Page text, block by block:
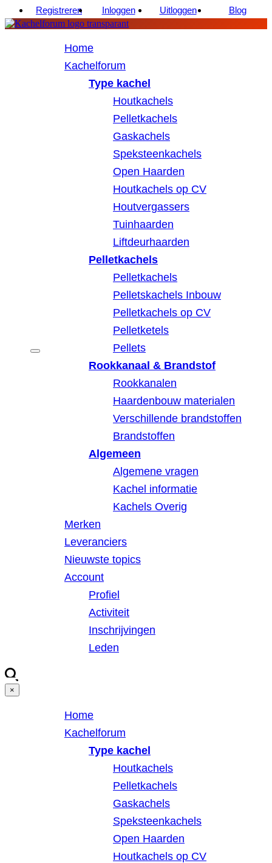
Registreren Inloggen Uitloggen Blog
Home
Kachelforum
Type kachel
Houtkachels
Pelletkachels
Gaskachels
Speksteenkachels
Open Haarden
Houtkachels op CV
Houtvergassers
Tuinhaarden
Liftdeurhaarden
Pelletkachels
Pelletkachels
Pelletskachels Inbouw
Pelletkachels op CV
Pelletketels
Pellets
Rookkanaal & Brandstof
Rookkanalen
Haardenbouw materialen
Verschillende brandstoffen
Brandstoffen
Algemeen
Algemene vragen
Kachel informatie
Kachels Overig
Merken
Leveranciers
Nieuwste topics
Account
Profiel
Activiteit
Inschrijvingen
Leden
×
Home
Kachelforum
Type kachel
Houtkachels
Pelletkachels
Gaskachels
Speksteenkachels
Open Haarden
Houtkachels op CV